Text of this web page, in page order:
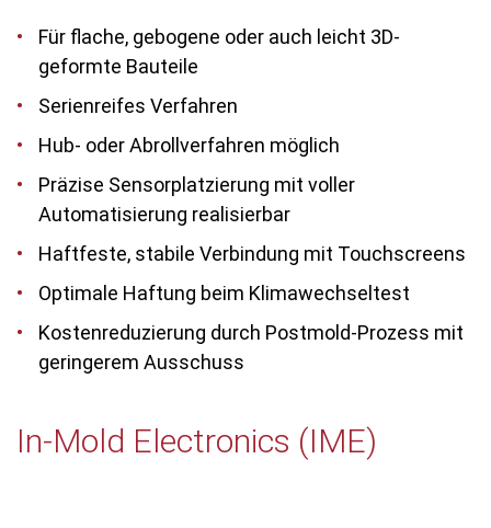
Für flache, gebogene oder auch leicht 3D-
geformte Bauteile
Serienreifes Verfahren
Hub- oder Abrollverfahren möglich
Präzise Sensorplatzierung mit voller
Automatisierung realisierbar
Haftfeste, stabile Verbindung mit Touchscreens
Optimale Haftung beim Klimawechseltest
Kostenreduzierung durch Postmold-Prozess mit
geringerem Ausschuss
In-Mold Electronics (IME)